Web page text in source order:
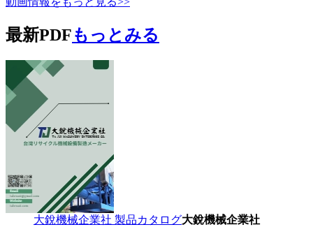
最新PDFもっとみる
大銳機械企業社 製品カタログ大銳機械企業社